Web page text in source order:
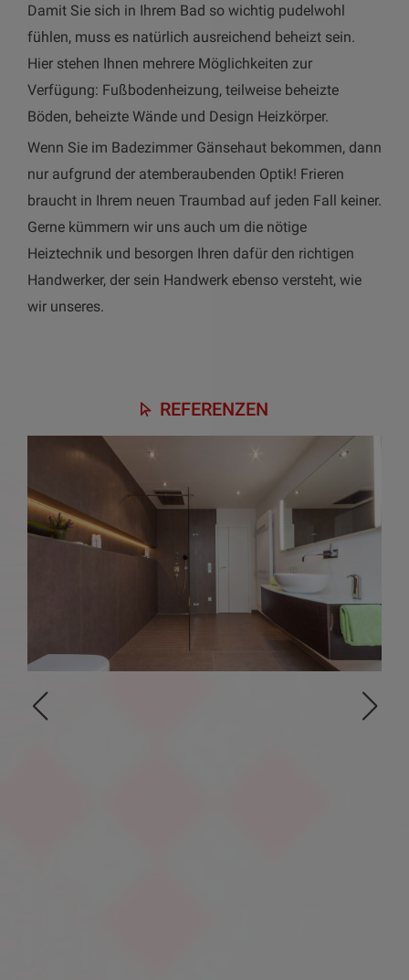
Damit Sie sich in Ihrem Bad so wichtig pudelwohl
fühlen, muss es natürlich ausreichend beheizt sein.
Hier stehen Ihnen mehrere Möglichkeiten zur
Verfügung: Fußbodenheizung, teilweise beheizte
Böden, beheizte Wände und Design Heizkörper.
Wenn Sie im Badezimmer Gänsehaut bekommen, dann
nur aufgrund der atemberaubenden Optik! Frieren
braucht in Ihrem neuen Traumbad auf jeden Fall keiner.
Gerne kümmern wir uns auch um die nötige
Heiztechnik und besorgen Ihren dafür den richtigen
Handwerker, der sein Handwerk ebenso versteht, wie
wir unseres.
REFERENZEN